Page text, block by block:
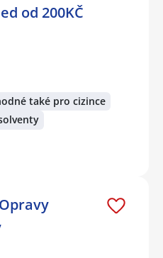
od 200KČ
také pro cizince